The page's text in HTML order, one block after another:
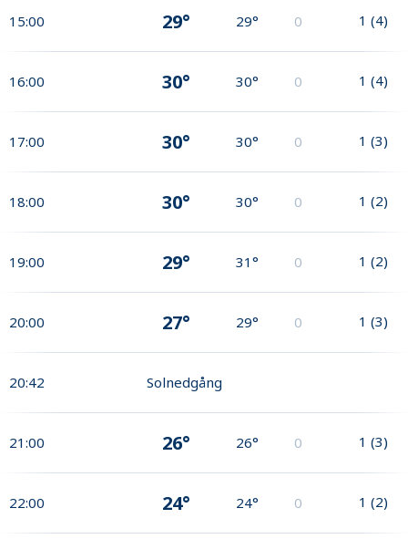
15:00 29° 29° 0 1 (4)
16:00 30° 30° 0 1 (4)
17:00 30° 30° 0 1 (3)
18:00 30° 30° 0 1 (2)
19:00 29° 31° 0 1 (2)
20:00 27° 29° 0 1 (3)
20:42 Solnedgång
21:00 26° 26° 0 1 (3)
22:00 24° 24° 0 1 (2)